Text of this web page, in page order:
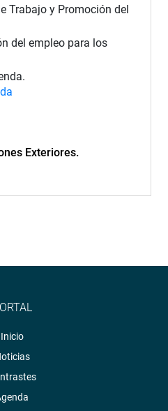
Trabajo y Promoción del
del empleo para los
Exteriores.
Inicio